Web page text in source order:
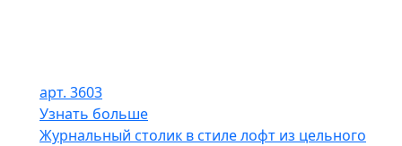
арт. 3603
Узнать больше
Журнальный столик в стиле лофт из цельного